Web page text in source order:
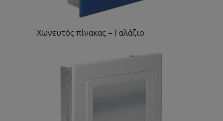
Χωνευτός πίνακας – Γαλάζιο